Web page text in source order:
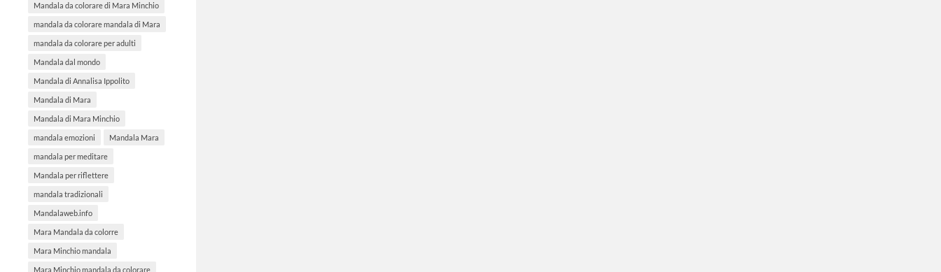
Mandala da colorare di Mara Minchio
mandala da colorare mandala di Mara
mandala da colorare per adulti
Mandala dal mondo
Mandala di Annalisa Ippolito
Mandala di Mara
Mandala di Mara Minchio
mandala emozioni Mandala Mara
mandala per meditare
Mandala per riflettere
mandala tradizionali
Mandalaweb.info
Mara Mandala da colorre
Mara Minchio mandala
Mara Minchio mandala da colorare